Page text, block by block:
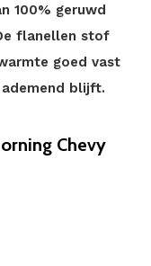
100% geruwd
flanellen stof
goed vast
blijft.
Chevy